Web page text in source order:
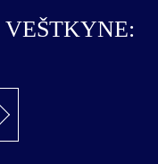
VEŠTKYNE: